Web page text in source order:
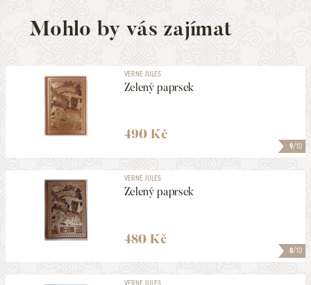
Mohlo by vás zajímat
9/10
VERNE JULES
Zelený paprsek
490 Kč
8/10
VERNE JULES
Zelený paprsek
480 Kč
VERNE JULES